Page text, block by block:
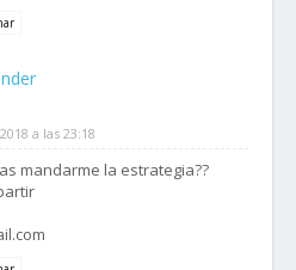
a las 23:18
mandarme la estrategia??